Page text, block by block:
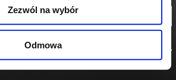
Zezwól na wybór
Odmowa
POLITYKA
POLITYKA